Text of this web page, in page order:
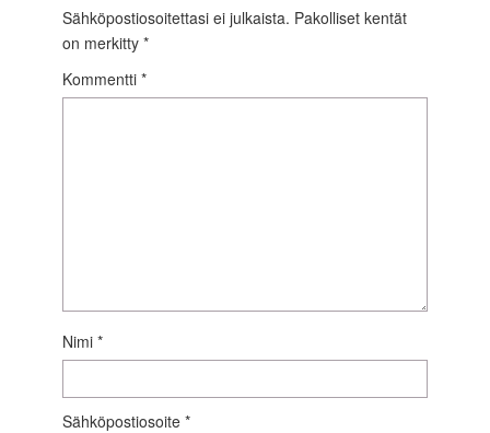
Sähköpostiosoitettasi ei julkaista. Pakolliset kentät
on merkitty *
Kommentti *
Nimi *
Sähköpostiosoite *